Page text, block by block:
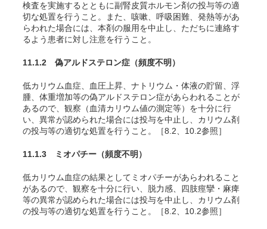
検査を実施するとともに副腎皮質ホルモン剤の投与等の適
切な処置を行うこと。また、咳嗽、呼吸困難、発熱等があ
らわれた場合には、本剤の服用を中止し、ただちに連絡す
るよう患者に対し注意を行うこと。
11.1.2 偽アルドステロン症 （頻度不明）
低カリウム血症、血圧上昇、ナトリウム・体液の貯留、浮
腫、体重増加等の偽アルドステロン症があらわれることが
あるので、観察（血清カリウム値の測定等）を十分に行
い、異常が認められた場合には投与を中止し、カリウム剤
の投与等の適切な処置を行うこと。［8.2、10.2参照］
11.1.3 ミオパチー （頻度不明）
低カリウム血症の結果としてミオパチーがあらわれること
があるので、観察を十分に行い、脱力感、四肢痙攣・麻痺
等の異常が認められた場合には投与を中止し、カリウム剤
の投与等の適切な処置を行うこと。［8.2、10.2参照］